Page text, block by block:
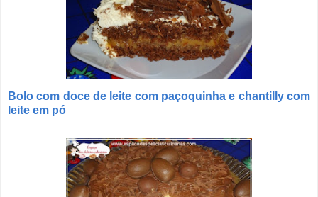
Bolo com doce de leite com paçoquinha e chantilly com
leite em pó